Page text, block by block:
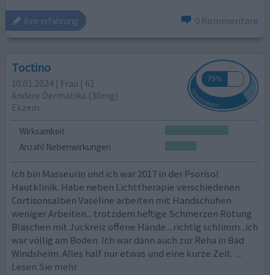
ihre erfahrung 0 Kommentare
Toctino
10.01.2024 | Frau | 61
Andere Dermatika (30mg)
Ekzem
Wirksamkeit
Anzahl Nebenwirkungen
Ich bin Masseurin und ich war 2017 in der Psorisol
Hautklinik. Habe neben Lichttherapie verschiedenen
Cortisonsalben Vaseline arbeiten mit Handschuhen
weniger Arbeiten... trotzdem heftige Schmerzen Rötung
Bläschen mit Juckreiz offene Hände....richtig schlimm...ich
war völlig am Boden. Ich war dann auch zur Reha in Bad
Windsheim. Alles half nur etwas und eine kurze Zeit. ...
Lesen Sie mehr